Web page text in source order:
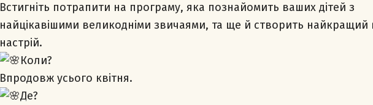
Встигніть потрапити на програму, яка познайомить ваших дітей з
найцікавішими великодніми звичаями, та ще й створить найкращий
настрій.
Коли?
Впродовж усього квітня.
Де?